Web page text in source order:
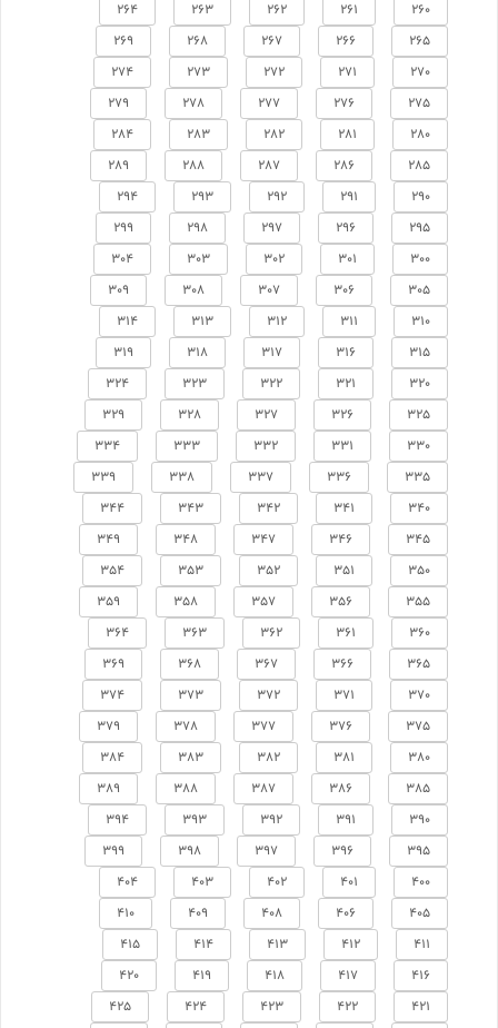
260
261
262
263
264
265
266
267
268
269
270
271
272
273
274
275
276
277
278
279
280
281
282
283
284
285
286
287
288
289
290
291
292
293
294
295
296
297
298
299
300
301
302
303
304
305
306
307
308
309
310
311
312
313
314
315
316
317
318
319
320
321
322
323
324
325
326
327
328
329
330
331
332
333
334
335
336
337
338
339
340
341
342
343
344
345
346
347
348
349
350
351
352
353
354
355
356
357
358
359
360
361
362
363
364
365
366
367
368
369
370
371
372
373
374
375
376
377
378
379
380
381
382
383
384
385
386
387
388
389
390
391
392
393
394
395
396
397
398
399
400
401
402
403
404
405
406
408
409
410
411
412
413
414
415
416
417
418
419
420
421
422
423
424
425